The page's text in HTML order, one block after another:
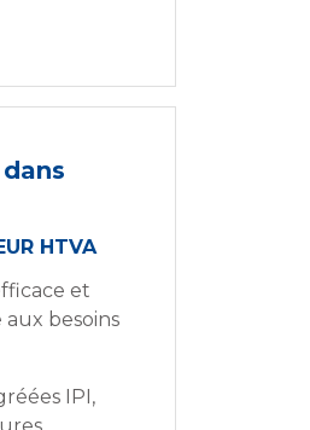
HTVA
et
besoins
IPI,